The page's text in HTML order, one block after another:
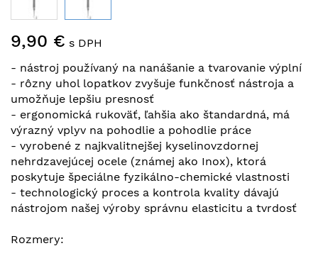
na
galérie
obrázkov
9,90 € s DPH
- nástroj používaný na nanášanie a tvarovanie výplní
- rôzny uhol lopatkov zvyšuje funkčnosť nástroja a
umožňuje lepšiu presnosť
- ergonomická rukoväť, ľahšia ako štandardná, má
výrazný vplyv na pohodlie a pohodlie práce
- vyrobené z najkvalitnejšej kyselinovzdornej
nehrdzavejúcej ocele (známej ako Inox), ktorá
poskytuje špeciálne fyzikálno-chemické vlastnosti
- technologický proces a kontrola kvality dávajú
nástrojom našej výroby správnu elasticitu a tvrdosť
Rozmery: